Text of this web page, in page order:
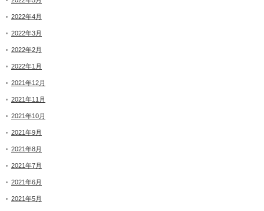
2022年4月
2022年3月
2022年2月
2022年1月
2021年12月
2021年11月
2021年10月
2021年9月
2021年8月
2021年7月
2021年6月
2021年5月